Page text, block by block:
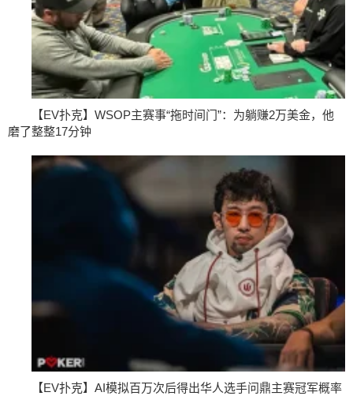
【EV扑克】WSOP主赛事“拖时间门”：为躺赚2万美金，他
磨了整整17分钟
【EV扑克】AI模拟百万次后得出华人选手问鼎主赛冠军概率